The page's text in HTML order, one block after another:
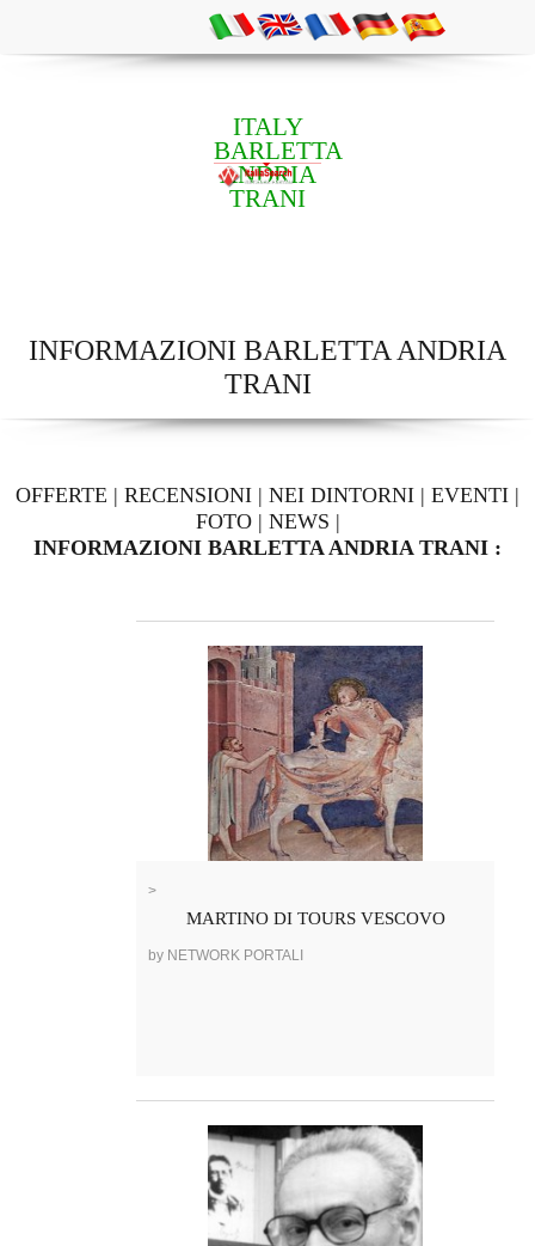
ITALY
BARLETTA
ANDRIA
TRANI
INFORMAZIONI BARLETTA ANDRIA
TRANI
OFFERTE | RECENSIONI | NEI DINTORNI | EVENTI |
FOTO| NEWS |
INFORMAZIONI BARLETTA ANDRIA TRANI :
>
MARTINO DI TOURS VESCOVO
by NETWORK PORTALI